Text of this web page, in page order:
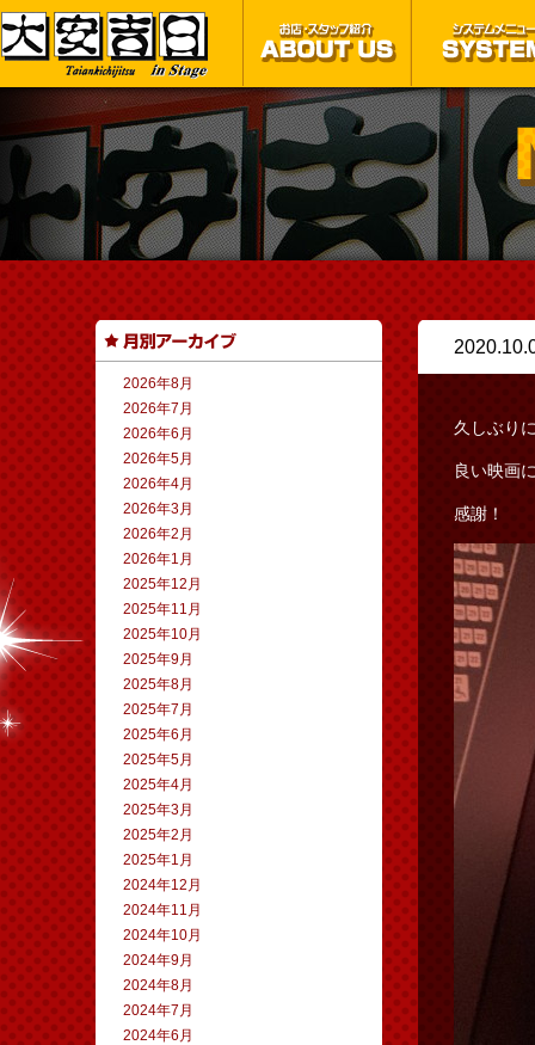
久しぶり
良い映画
感謝！
2026年8月
2026年7月
2026年6月
2026年5月
2026年4月
2026年3月
2026年2月
2026年1月
2025年12月
2025年11月
2025年10月
2025年9月
2025年8月
2025年7月
2025年6月
2025年5月
2025年4月
2025年3月
2025年2月
2025年1月
2024年12月
2024年11月
2024年10月
2024年9月
2024年8月
2024年7月
2024年6月